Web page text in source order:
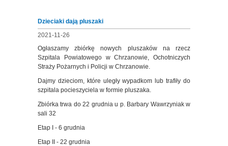
Dzieciaki dają pluszaki
2021-11-26
Ogłaszamy zbiórkę nowych pluszaków na rzecz
Szpitala Powiatowego w Chrzanowie, Ochotniczych
Straży Pożarnych i Policji w Chrzanowie.
Dajmy dzieciom, które uległy wypadkom lub trafiły do
szpitala pocieszyciela w formie pluszaka.
Zbiórka trwa do 22 grudnia u p. Barbary Wawrzyniak w
sali 32
Etap I - 6 grudnia
Etap II - 22 grudnia